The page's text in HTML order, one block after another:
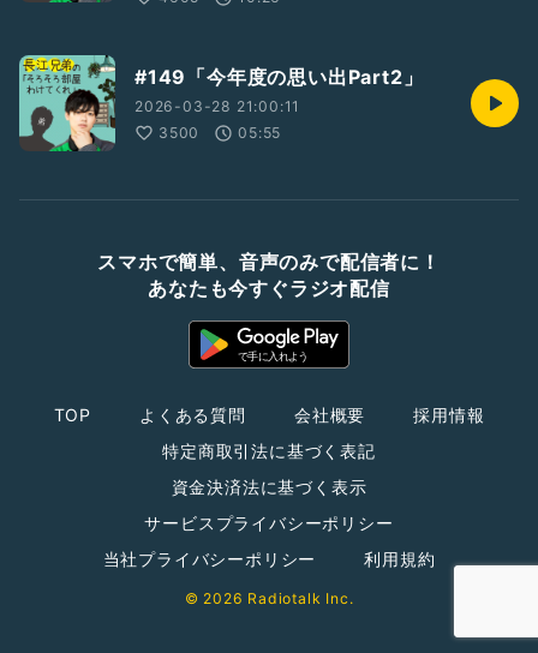
#149「今年度の思い出Part2」
2026-03-28 21:00:11
3500
05:55
スマホで簡単、音声のみで配信者に！
あなたも今すぐラジオ配信
TOP よくある質問 会社概要
採用情報
特定商取引法に基づく表記
資金決済法に基づく表示
サービスプライバシーポリシー
当社プライバシーポリシー
利用規約
© 2026 Radiotalk Inc.